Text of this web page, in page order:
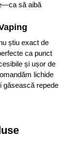
să aibă
știu exact de
ca punct
și ușor de
lichide
găsească repede